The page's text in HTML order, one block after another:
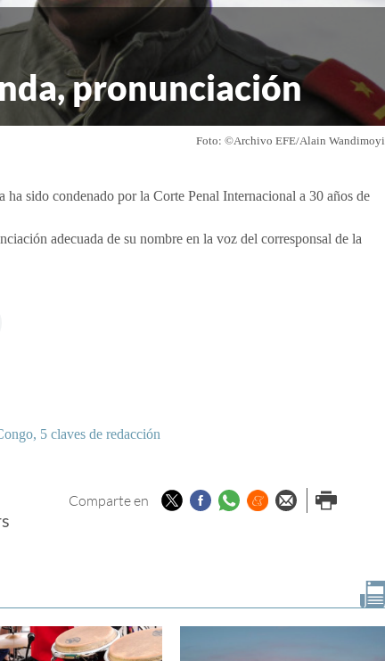
pronunciación
Foto: ©Archivo EFE/Alain Wandimoyi
sido condenado por la Corte Penal Internacional a 30 años de
adecuada de su nombre en la voz del corresponsal de la
5 claves de redacción
Comparte en TwitterFacebook
Whatsapp
Menéame
Enviar porImprimir